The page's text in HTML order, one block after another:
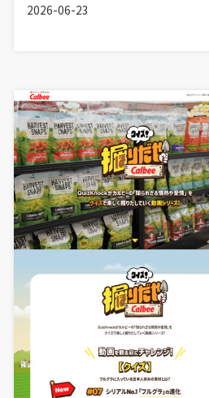
2026-06-23